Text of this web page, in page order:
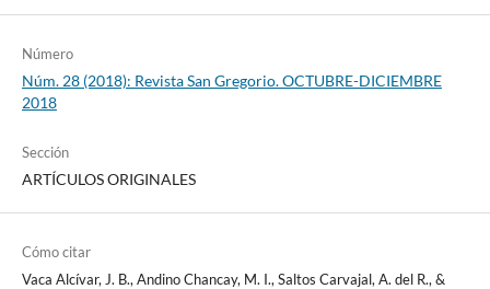
Número
Núm. 28 (2018): Revista San Gregorio. OCTUBRE-DICIEMBRE
2018
Sección
ARTÍCULOS ORIGINALES
Cómo citar
Vaca Alcívar, J. B., Andino Chancay, M. I., Saltos Carvajal, A. del R., &